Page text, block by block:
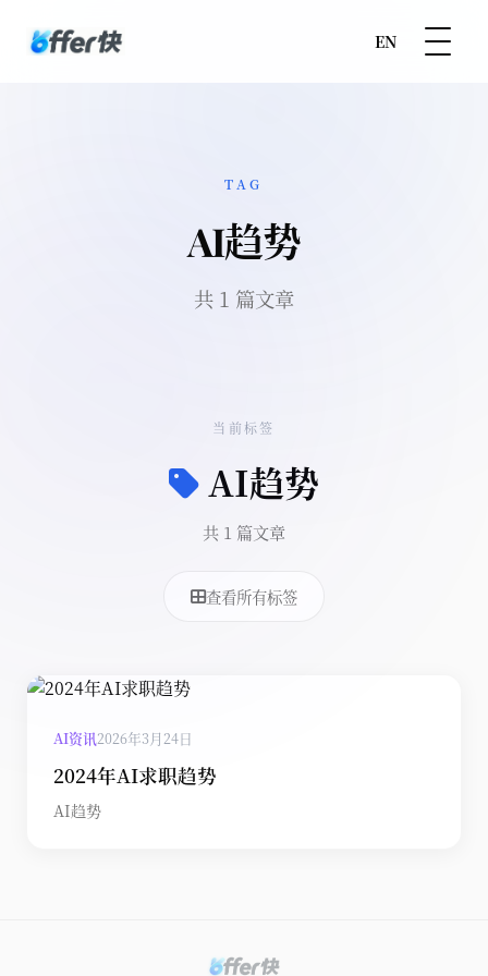
EN
TAG
AI趋势
共 1 篇文章
当前标签
AI趋势
共 1 篇文章
查看所有标签
AI资讯2026年3月24日
2024年AI求职趋势
AI趋势